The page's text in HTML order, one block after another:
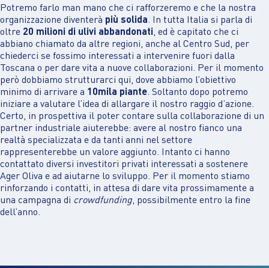
Potremo farlo man mano che ci rafforzeremo e che la nostra
organizzazione diventerà più solida. In tutta Italia si parla di
oltre 20 milioni di ulivi abbandonati, ed è capitato che ci
abbiano chiamato da altre regioni, anche al Centro Sud, per
chiederci se fossimo interessati a intervenire fuori dalla
Toscana o per dare vita a nuove collaborazioni. Per il momento
però dobbiamo strutturarci qui, dove abbiamo l’obiettivo
minimo di arrivare a 10mila piante. Soltanto dopo potremo
iniziare a valutare l’idea di allargare il nostro raggio d’azione.
Certo, in prospettiva il poter contare sulla collaborazione di un
partner industriale aiuterebbe: avere al nostro fianco una
realtà specializzata e da tanti anni nel settore
rappresenterebbe un valore aggiunto. Intanto ci hanno
contattato diversi investitori privati interessati a sostenere
Ager Oliva e ad aiutarne lo sviluppo. Per il momento stiamo
rinforzando i contatti, in attesa di dare vita prossimamente a
una campagna di crowdfunding, possibilmente entro la fine
dell’anno.